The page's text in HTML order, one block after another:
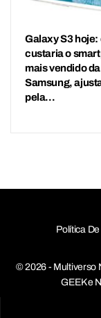
Galaxy S3 hoje:
custaria o
mais vendido da
Samsung,
pela…
Política
© 2026 - Multiverso
GEEK e